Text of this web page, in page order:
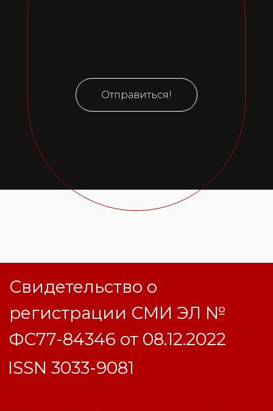
Отправиться!